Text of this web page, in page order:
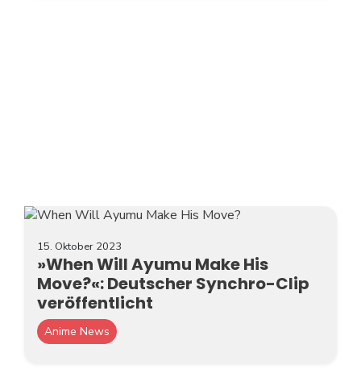
15. Oktober 2023
»When Will Ayumu Make His
Move?«: Deutscher Synchro-Clip
veröffentlicht
Anime News